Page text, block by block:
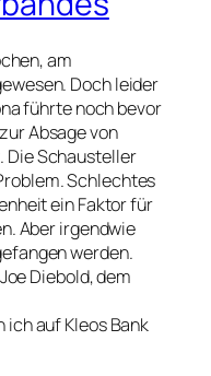
am
Doch leider
führte noch bevor
Absage von
Die Schausteller
Schlechtes
ein Faktor für
Aber irgendwie
werden.
Diebold, dem
auf Kleos Bank